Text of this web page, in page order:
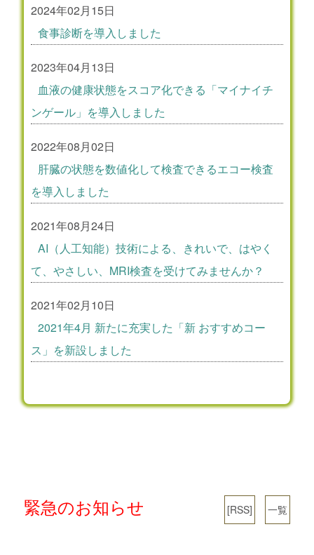
2024年02月15日
食事診断を導入しました
2023年04月13日
血液の健康状態をスコア化できる「マイナイチ
ンゲール」を導入しました
2022年08月02日
肝臓の状態を数値化して検査できるエコー検査
を導入しました
2021年08月24日
AI（人工知能）技術による、きれいで、はやく
て、やさしい、MRI検査を受けてみませんか？
2021年02月10日
2021年4月 新たに充実した「新 おすすめコー
ス」を新設しました
[RSS] 一覧
緊急のお知らせ